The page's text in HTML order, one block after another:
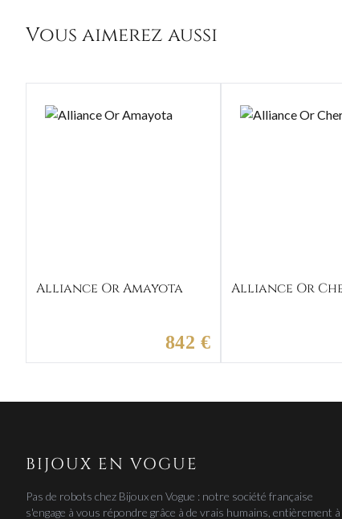
Vous aimerez aussi
Alliance Or Amayota
842 €
Alliance Or
BIJOUX EN VOGUE
Pas de robots chez Bijoux en Vogue : notre société française
s'engage à vous répondre grâce à de vrais humains, entièrement à